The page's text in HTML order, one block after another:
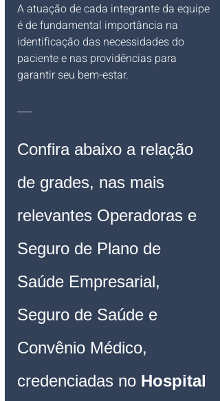
A atuação de cada integrante da equipe
é de fundamental importância na
identificação das necessidades do
paciente e nas providências para
garantir seu bem-estar.
___
Confira abaixo a relação
de grades, nas mais
relevantes Operadoras e
Seguro de Plano de
Saúde Empresarial,
Seguro de Saúde e
Convênio Médico,
credenciadas no Hospital